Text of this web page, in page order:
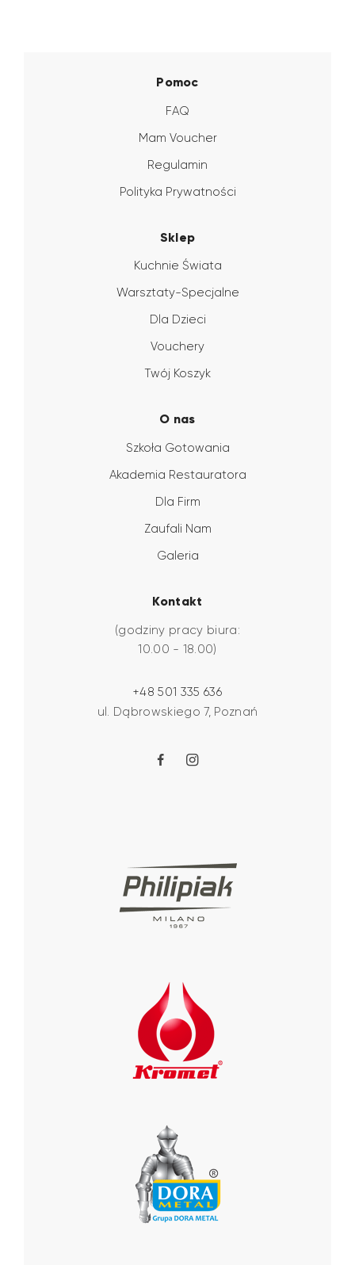
Pomoc
FAQ
Mam Voucher
Regulamin
Polityka Prywatności
Sklep
Kuchnie Świata
Warsztaty-Specjalne
Dla Dzieci
Vouchery
Twój Koszyk
O nas
Szkoła Gotowania
Akademia Restauratora
Dla Firm
Zaufali Nam
Galeria
Kontakt
(godziny pracy biura:
10.00 - 18.00)
ul. Dąbrowskiego 7, Poznań
+48 501 335 636